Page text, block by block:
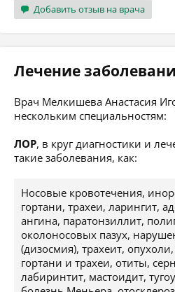
Добавить отзыв на врача
Лечение
Врач Мелкишева Анастасия
нескольким специальностям:
ЛОР, в круг диагностики и
такие заболевания, как:
Носовые кровотечения,
гортани, трахеи, ларингит,
ангина, паратонзиллит,
околоносовых пазух,
(дизосмия), трахеит,
гортани и трахеи, отиты,
лабиринтит, мастоидит,